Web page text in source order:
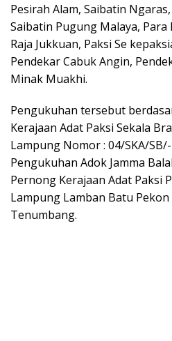
Pesirah Alam, Saibatin
Saibatin Pugung Malaya,
Raja Jukkuan, Paksi Se
Pendekar Cabuk Angin,
Minak Muakhi.
Pengukuhan tersebut
Kerajaan Adat Paksi Sekala
Lampung Nomor : 04/SKA/
Pengukuhan Adok Jamma
Pernong Kerajaan Adat Paksi
Lampung Lamban Batu
Tenumbang.